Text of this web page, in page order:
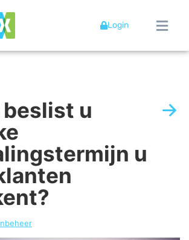
Login
beslist u
u